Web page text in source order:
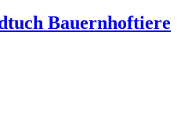
Bauernhoftiere